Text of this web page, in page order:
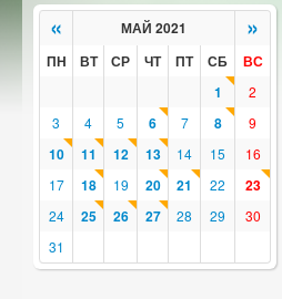
« МАЙ 2021 »
ПН ВТ СР ЧТ ПТ СБ
ВС
1
2
3
4 5 6 7 8 9
10 11 12 13 14 15
16
17
18 19 20 21 22 23
24 25 26 27 28 29
30
31